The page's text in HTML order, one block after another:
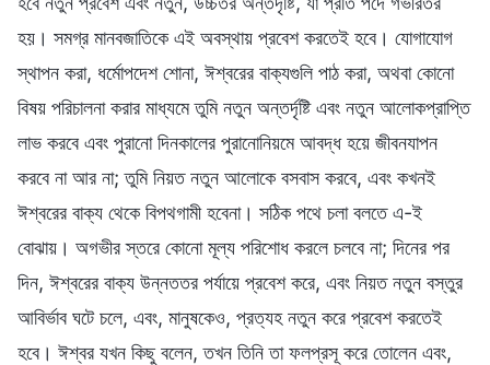
হয়। সমগ্র মানবজাতিকে এই অবস্থায় প্রবেশ করতেই হবে। যোগাযোগ
স্থাপন করা, ধর্মোপদেশ শোনা, ঈশ্বরের বাক্যগুলি পাঠ করা, অথবা কোনো
বিষয় পরিচালনা করার মাধ্যমে তুমি নতুন অন্তর্দৃষ্টি এবং নতুন আলোকপ্রাপ্তি
লাভ করবে এবং পুরানো দিনকালের পুরানোনিয়মে আবদ্ধ হয়ে জীবনযাপন
করবে না আর না; তুমি নিয়ত নতুন আলোকে বসবাস করবে, এবং কখনই
ঈশ্বরের বাক্য থেকে বিপথগামী হবেনা। সঠিক পথে চলা বলতে এ-ই
বোঝায়। অগভীর স্তরে কোনো মূল্য পরিশোধ করলে চলবে না; দিনের পর
দিন, ঈশ্বরের বাক্য উন্নততর পর্যায়ে প্রবেশ করে, এবং নিয়ত নতুন বস্তুর
আবির্ভাব ঘটে চলে, এবং, মানুষকেও, প্রত্যহ নতুন করে প্রবেশ করতেই
হবে। ঈশ্বর যখন কিছু বলেন, তখন তিনি তা ফলপ্রসূ করে তোলেন এবং,